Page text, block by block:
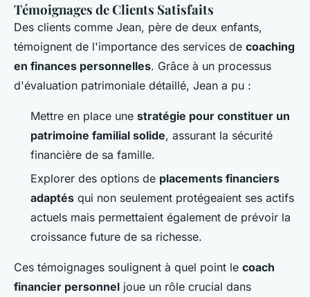
Témoignages de Clients Satisfaits
Des clients comme Jean, père de deux enfants,
témoignent de l'importance des services de coaching
en finances personnelles. Grâce à un processus
d'évaluation patrimoniale détaillé, Jean a pu :
Mettre en place une stratégie pour constituer un
patrimoine familial solide, assurant la sécurité
financière de sa famille.
Explorer des options de placements financiers
adaptés qui non seulement protégeaient ses actifs
actuels mais permettaient également de prévoir la
croissance future de sa richesse.
Ces témoignages soulignent à quel point le coach
financier personnel joue un rôle crucial dans